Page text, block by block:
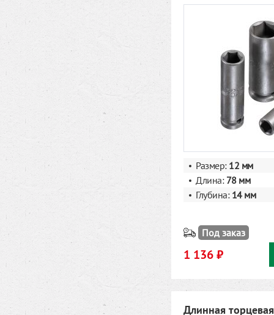
Размер: 12 мм
Длина: 78 мм
Глубина:14 мм
Под заказ
1 136 ₽
Длинная